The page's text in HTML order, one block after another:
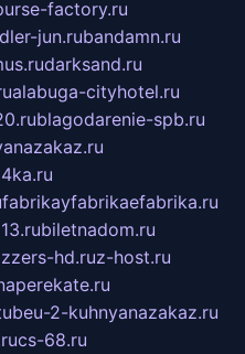
factory.ru
jun.rubandamn.ru
darksand.ru
alabuga-cityhotel.ru
blagodarenie-spb.ru
fabrikayfabrikaefabrika.ru
biletnadom.ru
hd.ruz-host.ru
2-kuhnyanazakaz.ru
cs-68.ru